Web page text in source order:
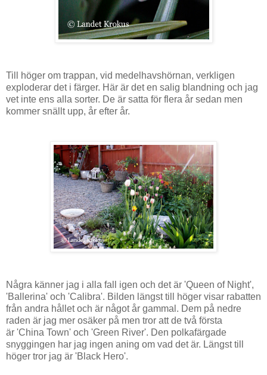
Till höger om trappan, vid medelhavshörnan, verkligen
exploderar det i färger. Här är det en salig blandning och jag
vet inte ens alla sorter. De är satta för flera år sedan men
kommer snällt upp, år efter år.
Några känner jag i alla fall igen och det är 'Queen of Night',
'Ballerina' och 'Calibra'. Bilden längst till höger visar rabatten
från andra hållet och är något år gammal. Dem på nedre
raden är jag mer osäker på men tror att de två första
är 'China Town' och 'Green River'. Den polkafärgade
snyggingen har jag ingen aning om vad det är. Längst till
höger tror jag är 'Black Hero'.